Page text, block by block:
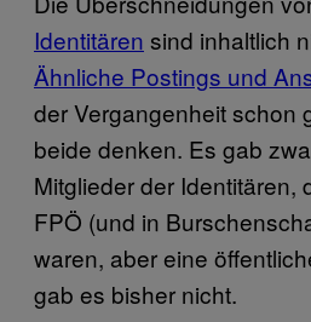
Identitären sind inhaltlich
Ähnliche Postings und
der Vergangenheit schon
beide denken. Es gab
Mitglieder der Identitären,
FPÖ (und in
waren, aber eine
gab es bisher nicht.